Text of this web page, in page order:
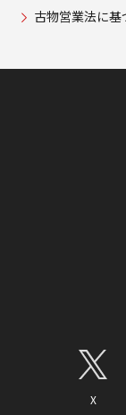
古物営業法に基
X